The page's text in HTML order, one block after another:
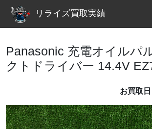
リライズ買取実績
Panasonic 充電オイルパ
クトドライバー 14.4V
お買取